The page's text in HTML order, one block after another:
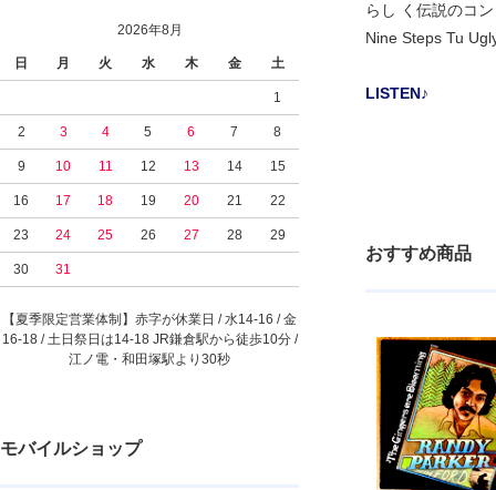
2026年8月
日 月 火 水 木 金 土
1
2 3 4 5 6 7 8
9 10 11 12 13 14 15
16 17 18 19 20 21 22
23 24 25 26 27 28 29
30 31
【夏季限定営業体制】赤字が休業日 / 水14-16 / 金
16-18 / 土日祭日は14-18 JR鎌倉駅から徒歩10分 /
江ノ電・和田塚駅より30秒
モバイルショップ
らし く伝説のコ
Nine Steps Tu
LISTEN♪
おすすめ商品